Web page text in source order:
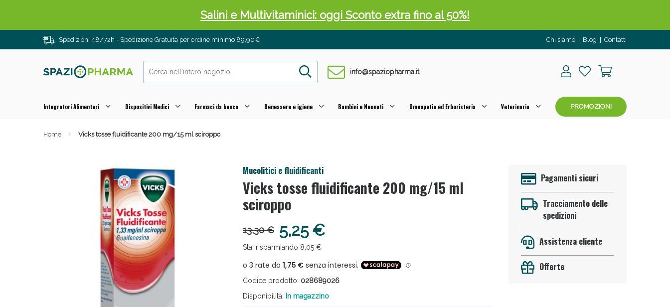
Spedizioni 48/72h - Spedizione Gratuita per ordine minimo 89,90€ Chi siamo Blog Contatti
info@spaziopharma.it
Integratori Alimentari Dispositivi Medici Farmaci da banco Benessere e igiene Bambini e Neonati Omeopatia ed Erboristeria Veterinaria PROMOZIONI
Home Vicks tosse fluidificante 200 mg/15 ml sciroppo
Mucolitici e fluidificanti
Vicks tosse fluidificante 200 mg/15 ml
sciroppo
13,30 € 5,25 €
Stai risparmiando 8,05 €
Codice prodotto: 028689026
Disponibilità: In magazzino
Pagamenti sicuri
Tracciamento delle
spedizioni
Assistenza cliente
Offerte
Salini e Multivitaminici: oggi Sconto extra fino al 50%!
Anticellulite e Fanghi: Sconto fino al 40% valido oggi!